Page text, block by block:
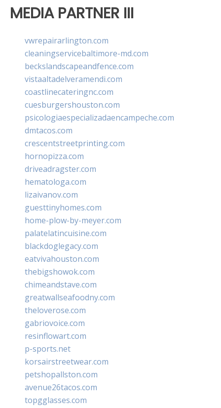
MEDIA PARTNER III
vwrepairarlington.com
cleaningservicebaltimore-md.com
beckslandscapeandfence.com
vistaaltadelveramendi.com
coastlinecateringnc.com
cuesburgershouston.com
psicologiaespecializadaencampeche.com
dmtacos.com
crescentstreetprinting.com
hornopizza.com
driveadragster.com
hematologa.com
lizaivanov.com
guesttinyhomes.com
home-plow-by-meyer.com
palatelatincuisine.com
blackdoglegacy.com
eatvivahouston.com
thebigshowok.com
chimeandstave.com
greatwallseafoodny.com
theloverose.com
gabriovoice.com
resinflowart.com
p-sports.net
korsairstreetwear.com
petshopallston.com
avenue26tacos.com
topgglasses.com